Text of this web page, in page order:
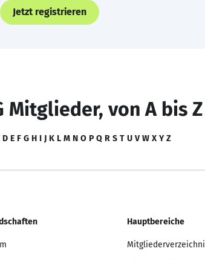
Jetzt registrieren
Mitglieder, von A bis Z
D E F G H I J K L M N O P Q R S T U V W X Y Z
Hauptbereiche